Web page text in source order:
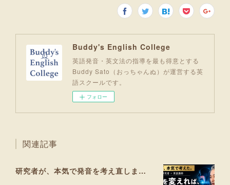
Buddy's English College
英語発音・英文法の指導を最も得意とする
Buddy Sato（おっちゃんぬ）が運営する英
語スクールです。
フォロー
関連記事
研究者が、本気で発音を考え直しました。